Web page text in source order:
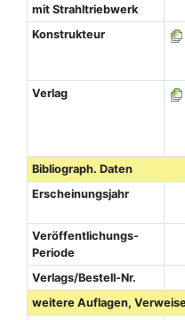
mit Strahltriebwerk
Konstrukteur
Verlag
Bibliograph. Daten
Erscheinungsjahr
Veröffentlichungs-
Periode
Verlags/Bestell-Nr.
weitere Auflagen,